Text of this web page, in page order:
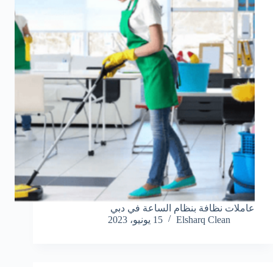
عاملات نظافة بنظام الساعة في دبي
Elsharq Clean
15 يونيو، 2023